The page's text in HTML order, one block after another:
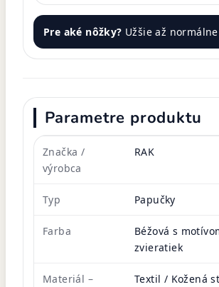
Pre aké nôžky? Užšie až
Parametre produktu
Značka /
výrobca
RAK
Typ Papučky
Farba
Béžová s
zvieratiek
Materiál –
Textil / Kožená